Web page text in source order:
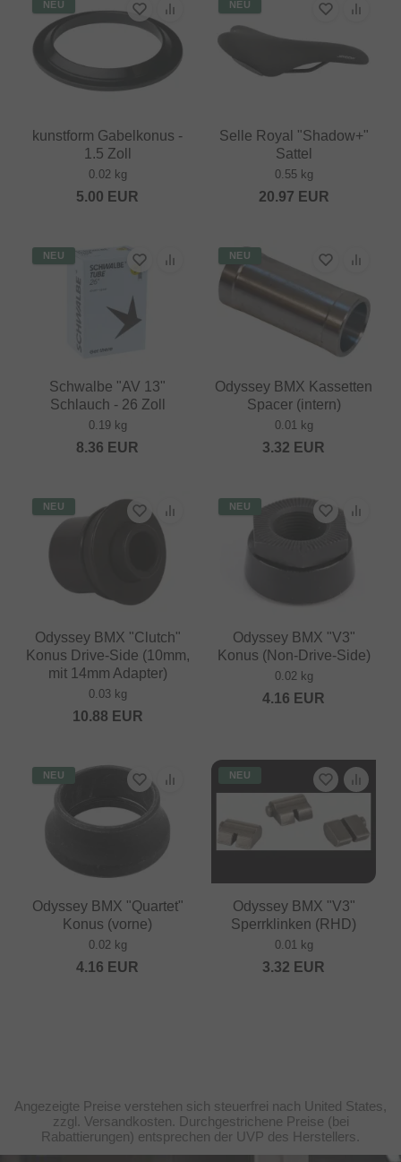
NEU
kunstform Gabelkonus -
1.5 Zoll
0.02 kg
5.00 EUR
NEU
Selle Royal "Shadow+"
Sattel
0.55 kg
20.97 EUR
NEU
Schwalbe "AV 13"
Schlauch - 26 Zoll
0.19 kg
8.36 EUR
NEU
Odyssey BMX Kassetten
Spacer (intern)
0.01 kg
3.32 EUR
NEU
Odyssey BMX "Clutch"
Konus Drive-Side (10mm,
mit 14mm Adapter)
0.03 kg
10.88 EUR
NEU
Odyssey BMX "V3"
Konus (Non-Drive-Side)
0.02 kg
4.16 EUR
NEU
Odyssey BMX "Quartet"
Konus (vorne)
0.02 kg
4.16 EUR
NEU
Odyssey BMX "V3"
Sperrklinken (RHD)
0.01 kg
3.32 EUR
Angezeigte Preise verstehen sich steuerfrei nach United States,
zzgl. Versandkosten. Durchgestrichene Preise (bei
Rabattierungen) entsprechen der UVP des Herstellers.